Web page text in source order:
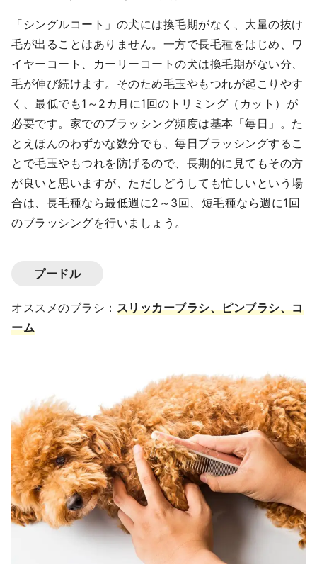
「シングルコート」の犬には換毛期がなく、大量の抜け
毛が出ることはありません。一方で長毛種をはじめ、ワ
イヤーコート、カーリーコートの犬は換毛期がない分、
毛が伸び続けます。そのため毛玉やもつれが起こりやす
く、最低でも1～2カ月に1回のトリミング（カット）が
必要です。家でのブラッシング頻度は基本「毎日」。た
とえほんのわずかな数分でも、毎日ブラッシングするこ
とで毛玉やもつれを防げるので、長期的に見てもその方
が良いと思いますが、ただしどうしても忙しいという場
合は、長毛種なら最低週に2～3回、短毛種なら週に1回
のブラッシングを行いましょう。
プードル
オススメのブラシ： スリッカーブラシ、ピンブラシ、コ
ーム